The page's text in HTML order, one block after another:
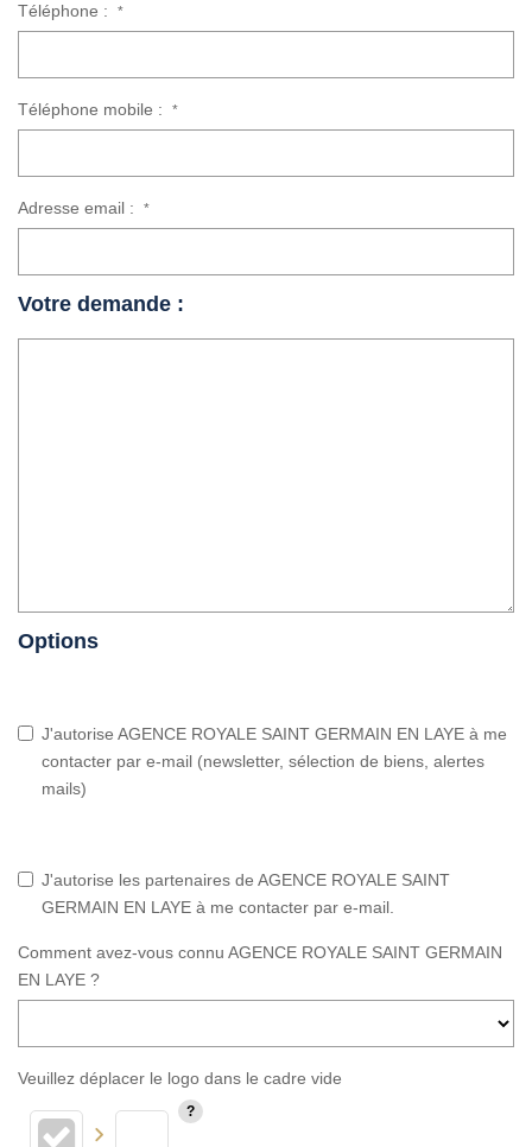
Téléphone : *
Téléphone mobile : *
Adresse email : *
Votre demande :
Options
J'autorise AGENCE ROYALE SAINT GERMAIN EN LAYE à me
contacter par e-mail (newsletter, sélection de biens, alertes
mails)
J'autorise les partenaires de AGENCE ROYALE SAINT
GERMAIN EN LAYE à me contacter par e-mail.
Comment avez-vous connu AGENCE ROYALE SAINT GERMAIN
EN LAYE ?
Veuillez déplacer le logo dans le cadre vide